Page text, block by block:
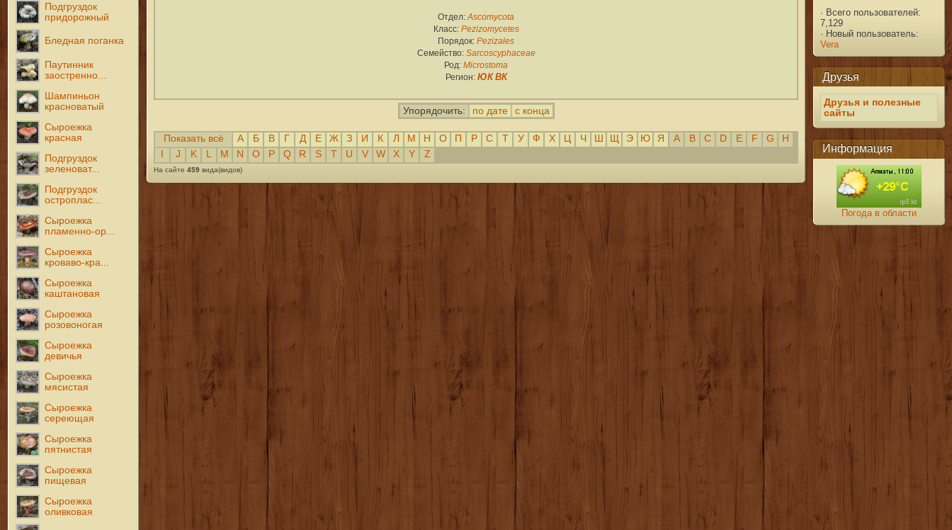
Подгруздок
придорожный
Бледная поганка
Паутинник
заостренно...
Шампиньон
красноватый
Сыроежка
красная
Подгруздок
зеленоват...
Подгруздок
остроплас...
Сыроежка
пламенно-ор...
Сыроежка
кроваво-кра...
Сыроежка
каштановая
Сыроежка
розовоногая
Сыроежка
девичья
Сыроежка
мясистая
Сыроежка
сереющая
Сыроежка
пятнистая
Сыроежка
пищевая
Сыроежка
оливковая
· Всего пользователей:
7,129
· Новый пользователь:
Vera
Друзья
Друзья и полезные
сайты
Информация
Погода в области
Отдел:Ascomycota
Класс: Pezizomycetes
Порядок: Pezizales
Семейство: Sarcoscyphaceae
Род: Microstoma
Регион: ЮК ВК
Упорядочить: по дате с конца
Показать всё А Б В Г Д Е Ж З И К Л М Н О П Р С Т У Ф Х Ч Э Ю Я A B C D E F G
H
J K M N O P Q R S T U V W X Y Z
На сайте 459вида(видов)